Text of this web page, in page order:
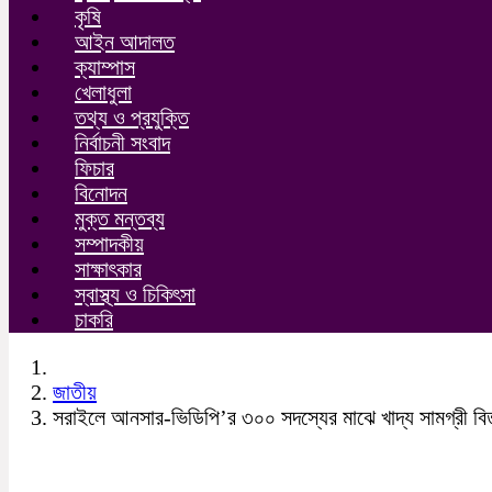
কৃষি
আইন আদালত
ক্যাম্পাস
খেলাধুলা
তথ্য ও প্রযুক্তি
নির্বাচনী সংবাদ
ফিচার
বিনোদন
মুক্ত মন্তব্য
সম্পাদকীয়
সাক্ষাৎকার
স্বাস্থ্য ও চিকিৎসা
চাকরি
জাতীয়
সরাইলে আনসার-ভিডিপি’র ৩০০ সদস্যের মাঝে খাদ্য সামগ্রী